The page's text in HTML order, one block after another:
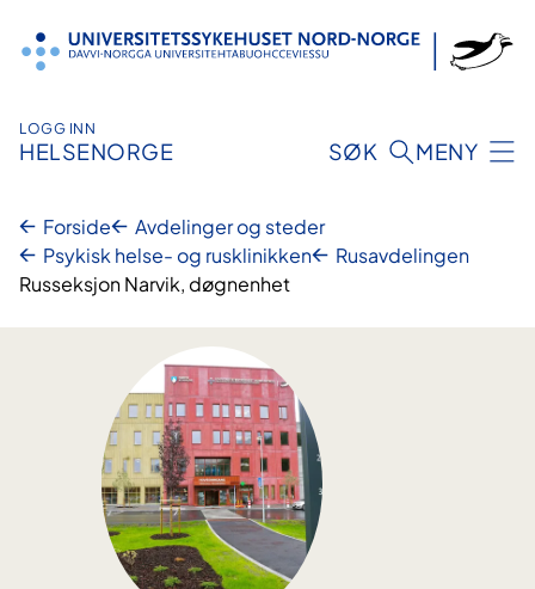
innhold
LOGG INN
HELSENORGE SØK MENY
Forside
Avdelinger og steder
Psykisk helse- og rusklinikken
Rusavdelingen
Russeksjon Narvik, døgnenhet